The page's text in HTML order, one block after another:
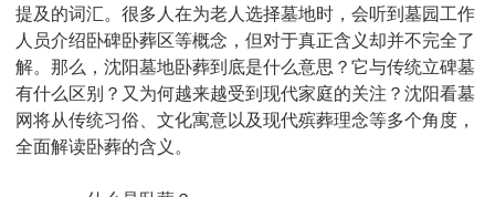
提及的词汇。很多人在为老人选择墓地时，会听到墓园工作
人员介绍卧碑卧葬区等概念，但对于真正含义却并不完全了
解。那么，沈阳墓地卧葬到底是什么意思？它与传统立碑墓
有什么区别？又为何越来越受到现代家庭的关注？沈阳看墓
网将从传统习俗、文化寓意以及现代殡葬理念等多个角度，
全面解读卧葬的含义。